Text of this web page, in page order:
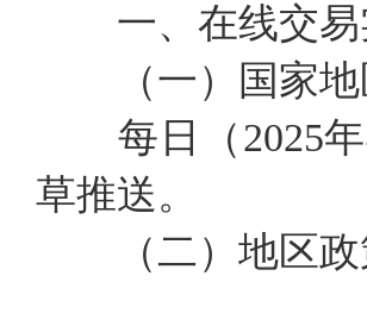
一、在线交
（一）国家
每日（2025
草推送。
（二）地区